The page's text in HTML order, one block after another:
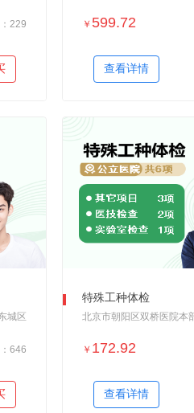
229
＋加入
￥ 599.72
查看详情
城区
646
＋加入
特殊工种体检
北京市朝阳区双桥医院本
￥ 172.92
查看详情